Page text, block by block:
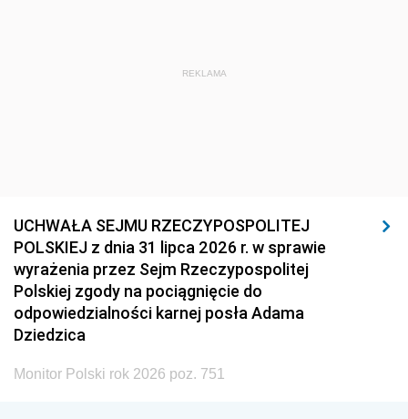
REKLAMA
UCHWAŁA SEJMU RZECZYPOSPOLITEJ
POLSKIEJ z dnia 31 lipca 2026 r. w sprawie
wyrażenia przez Sejm Rzeczypospolitej
Polskiej zgody na pociągnięcie do
odpowiedzialności karnej posła Adama
Dziedzica
Monitor Polski rok 2026 poz. 751